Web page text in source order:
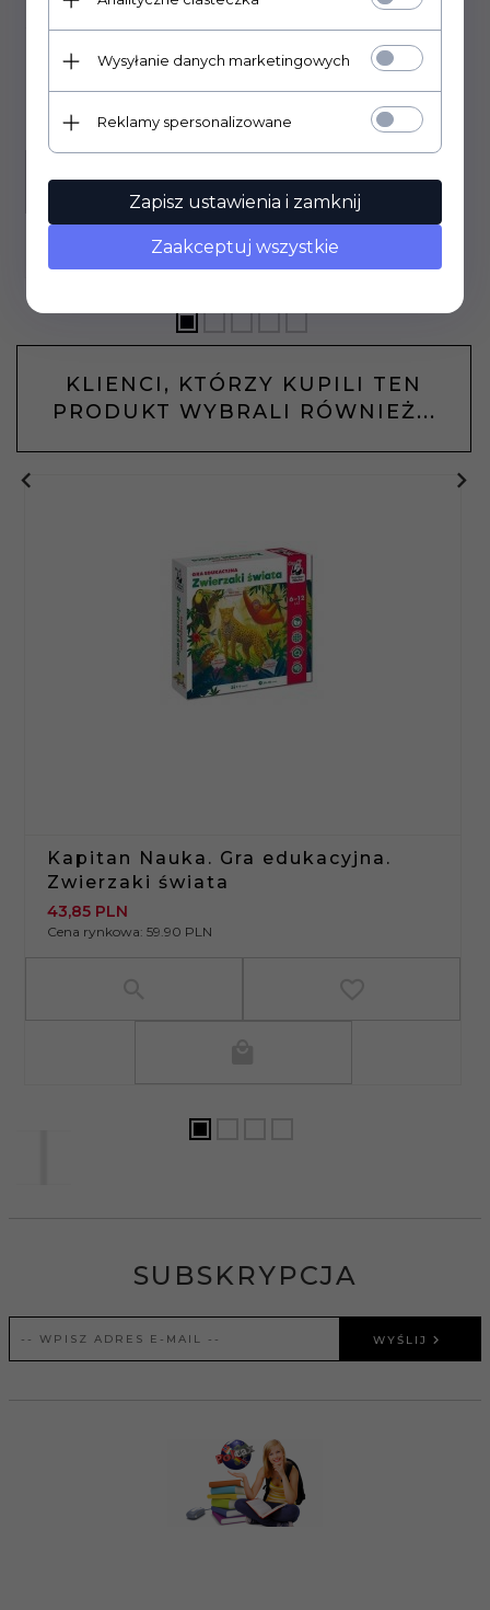
Minipong
37,73 PLN
Cena rynkowa:
KLIENCI, KTÓRZY KUPILI TEN
PRODUKT WYBRALI RÓWNIEŻ...
Kapitan Nauka. Gra edukacyjna.
Zwierzaki świata
43,85 PLN
Cena rynkowa: 59.90 PLN
SUBSKRYPCJA
WYŚLIJ
Wysyłanie danych marketingowych
Reklamy spersonalizowane
Zapisz ustawienia i zamknij
Zaakceptuj wszystkie